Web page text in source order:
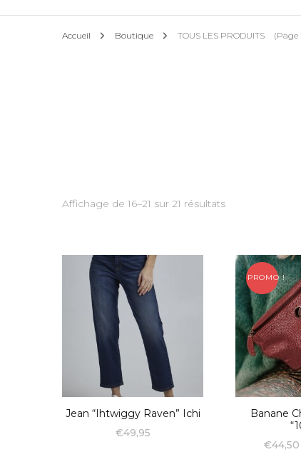
Accueil Boutique TOUS LES PRODUITS (Page
Affichage de 16–21 sur 21 résultats
Jean “Ihtwiggy Raven” Ichi
€49,95
PROMO !
Banane
€44,50